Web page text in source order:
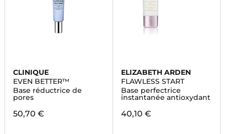
CLINIQUE
EVEN BETTER™
Base réductrice de
pores
50,70 €
ELIZABETH ARDEN
FLAWLESS START
Base perfectrice
instantanée antioxydant
40,10 €